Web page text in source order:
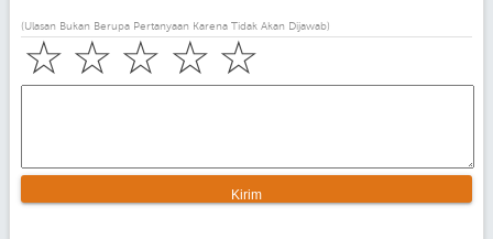
(Ulasan Bukan Berupa Pertanyaan Karena Tidak Akan Dijawab)
☆
☆
☆
☆
☆